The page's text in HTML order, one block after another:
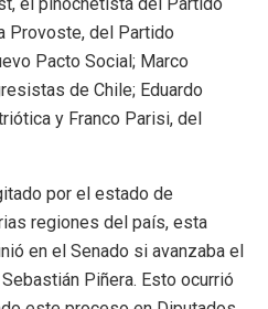
Provoste, del Partido
Pacto Social; Marco
de Chile; Eduardo
y Franco Parisi, del
por el estado de
regiones del país, esta
en el Senado si avanzaba el
Piñera. Esto ocurrió